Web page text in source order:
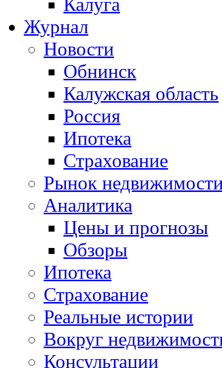
Калуга
Журнал
Новости
Обнинск
Калужская область
Россия
Ипотека
Страхование
Рынок
Аналитика
Цены и прогнозы
Обзоры
Ипотека
Страхование
Реальные истории
Вокруг
Консультации